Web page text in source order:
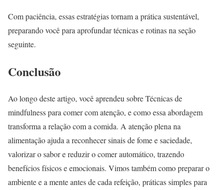
Com paciência, essas estratégias tornam a prática sustentável,
preparando você para aprofundar técnicas e rotinas na seção
seguinte.
Conclusão
Ao longo deste artigo, você aprendeu sobre Técnicas de
mindfulness para comer com atenção, e como essa abordagem
transforma a relação com a comida. A atenção plena na
alimentação ajuda a reconhecer sinais de fome e saciedade,
valorizar o sabor e reduzir o comer automático, trazendo
benefícios físicos e emocionais. Vimos também como preparar o
ambiente e a mente antes de cada refeição, práticas simples para